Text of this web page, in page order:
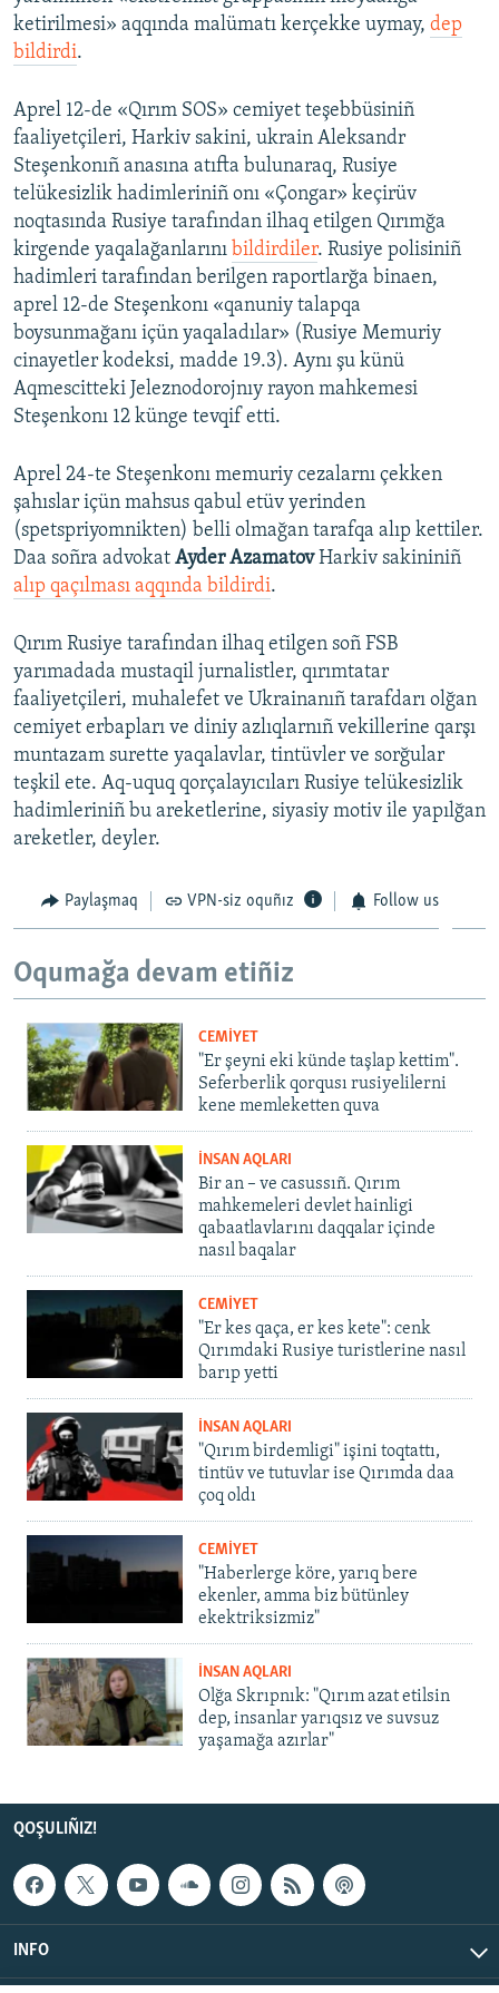
ketirilmesi» aqqında malümatı kerçekke uymay, dep
bildirdi.
Aprel 12-de «Qırım SOS» cemiyet teşebbüsiniñ
faaliyetçileri, Harkiv sakini, ukrain Aleksandr
Steşenkonıñ anasına atıfta bulunaraq, Rusiye
telükesizlik hadimleriniñ onı «Çongar» keçirüv
noqtasında Rusiye tarafından ilhaq etilgen Qırımğa
kirgende yaqalağanlarını bildirdiler. Rusiye polisiniñ
hadimleri tarafından berilgen raportlarğa binaen,
aprel 12-de Steşenkonı «qanuniy talapqa
boysunmağanı içün yaqaladılar» (Rusiye Memuriy
cinayetler kodeksi, madde 19.3). Aynı şu künü
Aqmescitteki Jeleznodorojnıy rayon mahkemesi
Steşenkonı 12 künge tevqif etti.
Aprel 24-te Steşenkonı memuriy cezalarnı çekken
şahıslar içün mahsus qabul etüv yerinden
(spetspriyomnikten) belli olmağan tarafqa alıp kettiler.
Daa soñra advokat Ayder AzamatovHarkiv sakininiñ
alıp qaçılması aqqında bildirdi.
Qırım Rusiye tarafından ilhaq etilgen soñ FSB
yarımadada mustaqil jurnalistler, qırımtatar
faaliyetçileri, muhalefet ve Ukrainanıñ tarafdarı olğan
cemiyet erbapları ve diniy azlıqlarnıñ vekillerine qarşı
muntazam surette yaqalavlar, tintüvler ve sorğular
teşkil ete. Aq-uquq qorçalayıcıları Rusiye telükesizlik
hadimleriniñ bu areketlerine, siyasiy motiv ile yapılğan
areketler, deyler.
Paylaşmaq VPN-siz oquñız Follow us
Oqumağa devam etiñiz
CEMİYET
"Er şeyni eki künde taşlap kettim".
Seferberlik qorqusı rusiyelilerni
kene memleketten quva
İNSAN AQLARI
Bir an – ve casussıñ. Qırım
mahkemeleri devlet hainligi
qabaatlavlarını daqqalar içinde
nasıl baqalar
CEMİYET
"Er kes qaça, er kes kete": cenk
Qırımdaki Rusiye turistlerine nasıl
barıp yetti
İNSAN AQLARI
"Qırım birdemligi" işini toqtattı,
tintüv ve tutuvlar ise Qırımda daa
çoq oldı
CEMİYET
"Haberlerge köre, yarıq bere
ekenler, amma biz bütünley
ekektriksizmiz"
İNSAN AQLARI
Olğa Skrıpnık: "Qırım azat etilsin
dep, insanlar yarıqsız ve suvsuz
yaşamağa azırlar"
QOŞULIÑIZ!
INFO